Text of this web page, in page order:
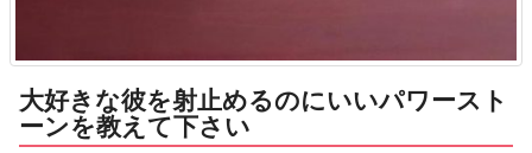
大好きな彼を射止めるのにいいパワースト
ーンを教えて下さい